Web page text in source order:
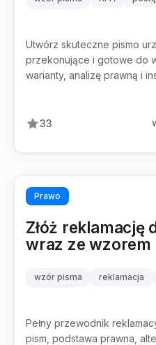
Utwórz skuteczne pismo
przekonujące i gotowe do
warianty, analizę prawną i
33
Prawo
Złóż reklamację
wraz ze wzorem
wzór pisma reklamacja
Pełny przewodnik
pism, podstawa prawna,